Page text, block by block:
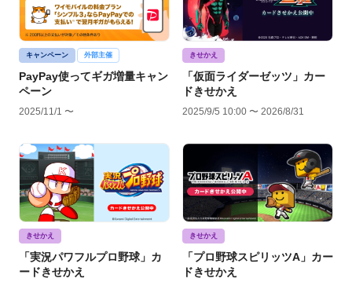
キャンペーン 外部主催
PayPay使ってギガ増量キャン
ペーン
2025/11/1 〜
きせかえ
「仮面ライダーゼッツ」カー
ドきせかえ
2025/9/5 10:00 〜 2026/8/31
きせかえ
「実況パワフルプロ野球」カ
ードきせかえ
きせかえ
「プロ野球スピリッツA」カー
ドきせかえ